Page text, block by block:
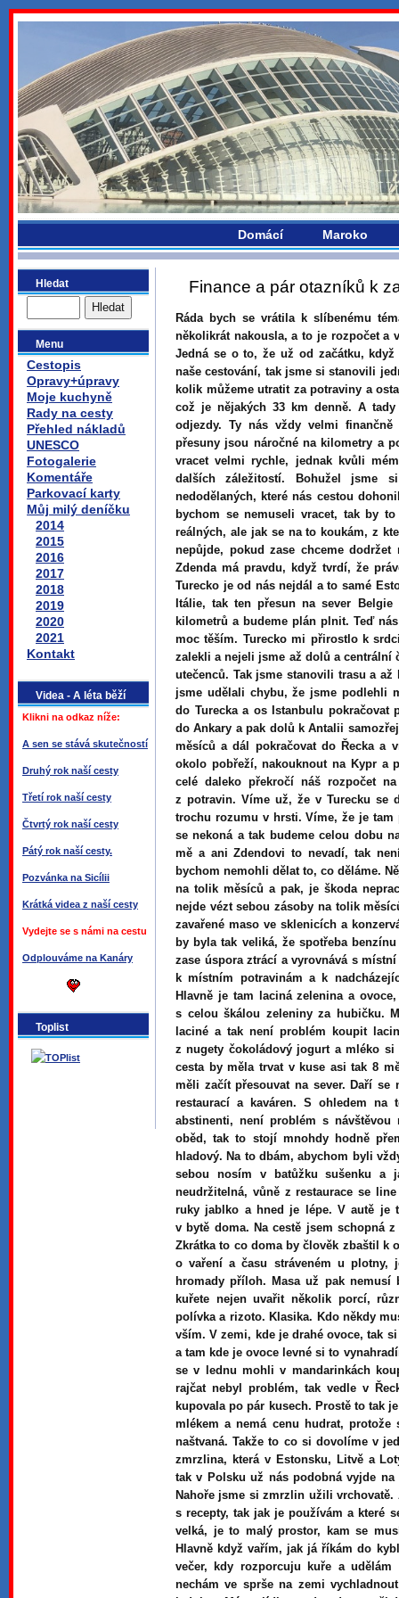
bydlikemevropou.com
Domácí Maroko
Hledat
Menu
Cestopis
Opravy+úpravy
Moje kuchyně
Rady na cesty
Přehled nákladů
UNESCO
Fotogalerie
Komentáře
Parkovací karty
Můj milý deníčku
2014
2015
2016
2017
2018
2019
2020
2021
Kontakt
Videa - A léta běží
Klikni na odkaz níže:
A sen se stává skutečností
Druhý rok naší cesty
Třetí rok naší cesty
Čtvrtý rok naší cesty
Pátý rok naší cesty.
Pozvánka na Sicílii
Krátká videa z naší cesty
Vydejte se s námi na cestu
Odplouváme na Kanáry
Toplist
Finance a pár otazníků k
Ráda bych se vrátila k slíbenému
několikrát nakousla, a to je rozpočet a
Jedná se o to, že už od začátku,
naše cestování, tak jsme si stanovili
kolik můžeme utratit za potraviny a
což je nějakých 33 km denně. A
odjezdy. Ty nás vždy velmi
přesuny jsou náročné na kilometry a
vracet velmi rychle, jednak kvůli
dalších záležitostí. Bohužel jsme
nedodělaných, které nás cestou
bychom se nemuseli vracet, tak by
reálných, ale jak se na to koukám, z
nepůjde, pokud zase chceme
Zdenda má pravdu, když tvrdí, že
Turecko je od nás nejdál a to samé
Itálie, tak ten přesun na sever
kilometrů a budeme plán plnit. Teď
moc těším. Turecko mi přirostlo k
zalekli a nejeli jsme až dolů a centrální
utečenců. Tak jsme stanovili trasu a
jsme udělali chybu, že jsme podlehli
do Turecka a os Istanbulu pokračovat
do Ankary a pak dolů k Antalii
měsíců a dál pokračovat do Řecka a
okolo pobřeží, nakouknout na Kypr a
celé daleko překročí náš rozpočet
z potravin. Víme už, že v Turecku se
trochu rozumu v hrsti. Víme, že je tam
se nekoná a tak budeme celou dobu
mě a ani Zdendovi to nevadí, tak
bychom nemohli dělat to, co děláme.
na tolik měsíců a pak, je škoda
nejde vézt sebou zásoby na tolik
zavařené maso ve sklenicích a
by byla tak veliká, že spotřeba
zase úspora ztrácí a vyrovnává s
k místním potravinám a k
Hlavně je tam laciná zelenina a
s celou škálou zeleniny za hubičku.
laciné a tak není problém koupit
z nugety čokoládový jogurt a mléko si
cesta by měla trvat v kuse asi tak 8
měli začít přesouvat na sever. Daří
restaurací a kaváren. S ohledem
abstinenti, není problém s
oběd, tak to stojí mnohdy hodně
hladový. Na to dbám, abychom byli
sebou nosím v batůžku sušenku a
neudržitelná, vůně z restaurace se
ruky jablko a hned je lépe. V autě je
v bytě doma. Na cestě jsem schopná
Zkrátka to co doma by člověk zbaštil k
o vaření a času stráveném u plotny,
hromady příloh. Masa už pak
kuřete nejen uvařit několik porcí,
polívka a rizoto. Klasika. Kdo někdy
vším. V zemi, kde je drahé ovoce, tak
a tam kde je ovoce levné si to
se v lednu mohli v mandarinkách
rajčat nebyl problém, tak vedle v
kupovala po pár kusech. Prostě to tak
mlékem a nemá cenu hudrat,
naštvaná. Takže to co si dovolíme v
zmrzlina, která v Estonsku, Litvě a
tak v Polsku už nás podobná vyjde
Nahoře jsme si zmrzlin užili
s recepty, tak jak je používám a které
velká, je to malý prostor, kam se
Hlavně když vařím, jak já říkám do
večer, kdy rozporcuju kuře a
nechám ve sprše na zemi